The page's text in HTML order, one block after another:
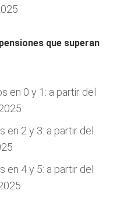
que superan
en 0 y 1: a partir del
en 2 y 3: a partir del
en 4 y 5: a partir del